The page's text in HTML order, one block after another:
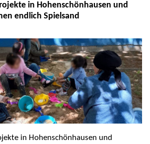
in Hohenschönhausen und
endlich Spielsand
in Hohenschönhausen und